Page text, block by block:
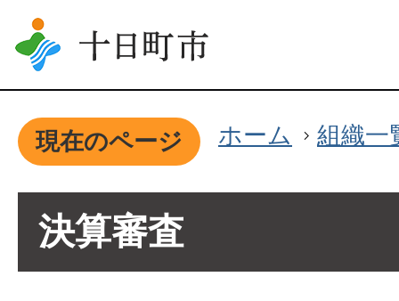
現在のページ ホーム 組織一
決算審査